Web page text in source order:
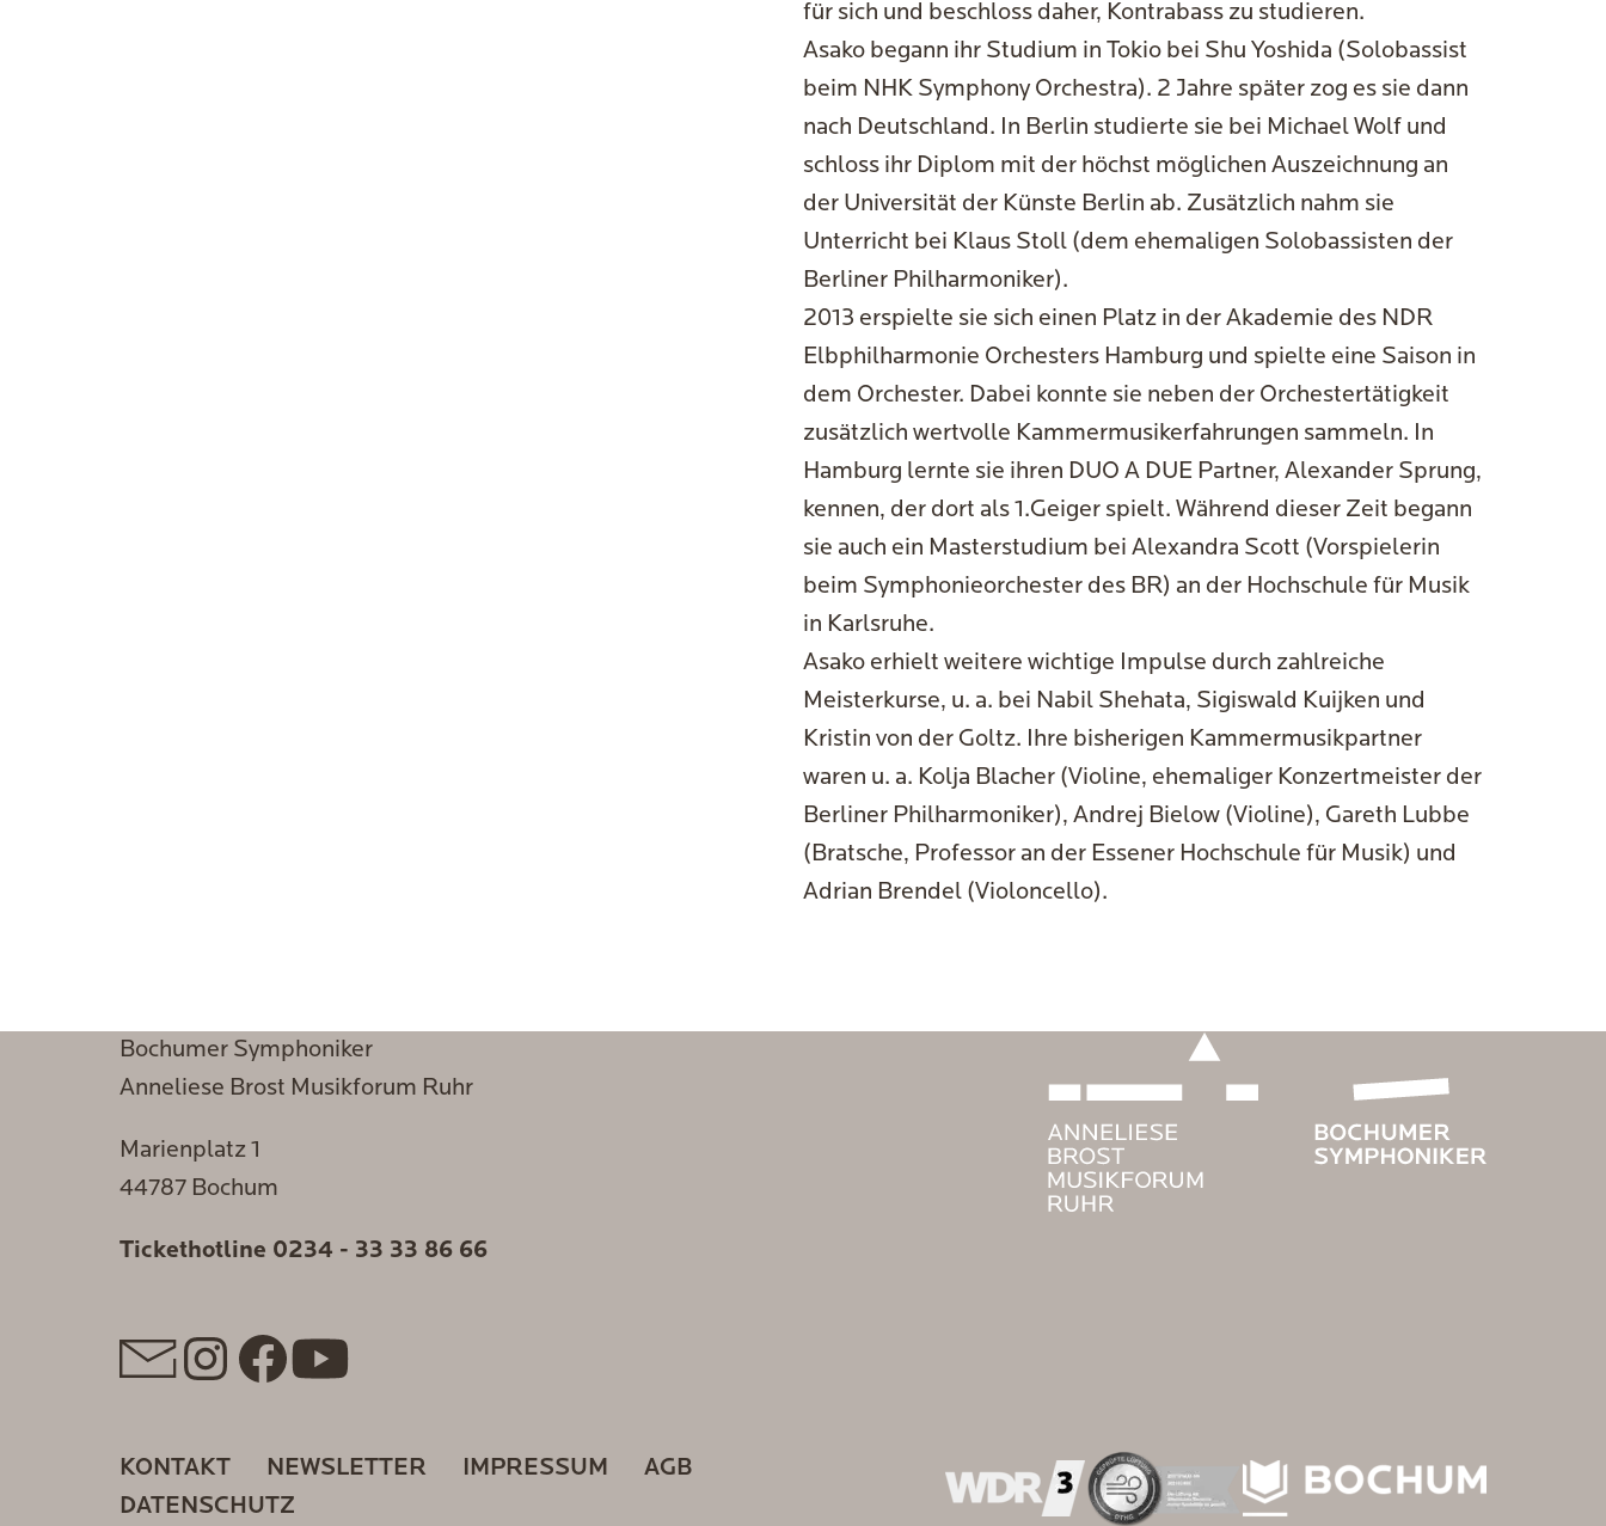
für sich und beschloss daher, Kontrabass zu studieren.
Asako begann ihr Studium in Tokio bei Shu Yoshida (Solobassist
beim NHK Symphony Orchestra). 2 Jahre später zog es sie dann
nach Deutschland. In Berlin studierte sie bei Michael Wolf und
schloss ihr Diplom mit der höchst möglichen Auszeichnung an
der Universität der Künste Berlin ab. Zusätzlich nahm sie
Unterricht bei Klaus Stoll (dem ehemaligen Solobassisten der
Berliner Philharmoniker).
2013 erspielte sie sich einen Platz in der Akademie des NDR
Elbphilharmonie Orchesters Hamburg und spielte eine Saison in
dem Orchester. Dabei konnte sie neben der Orchestertätigkeit
zusätzlich wertvolle Kammermusikerfahrungen sammeln. In
Hamburg lernte sie ihren DUO A DUE Partner, Alexander Sprung,
kennen, der dort als 1.Geiger spielt. Während dieser Zeit begann
sie auch ein Masterstudium bei Alexandra Scott (Vorspielerin
beim Symphonieorchester des BR) an der Hochschule für Musik
in Karlsruhe.
Asako erhielt weitere wichtige Impulse durch zahlreiche
Meisterkurse, u. a. bei Nabil Shehata, Sigiswald Kuijken und
Kristin von der Goltz. Ihre bisherigen Kammermusikpartner
waren u. a. Kolja Blacher (Violine, ehemaliger Konzertmeister der
Berliner Philharmoniker), Andrej Bielow (Violine), Gareth Lubbe
(Bratsche, Professor an der Essener Hochschule für Musik) und
Adrian Brendel (Violoncello).
Bochumer Symphoniker
Anneliese Brost Musikforum Ruhr
Marienplatz 1
44787 Bochum
Tickethotline 0234 - 33 33 86 66
KONTAKT NEWSLETTER IMPRESSUM
AGB
DATENSCHUTZ